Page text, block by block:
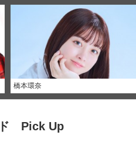
橋本環奈
ド Pick Up